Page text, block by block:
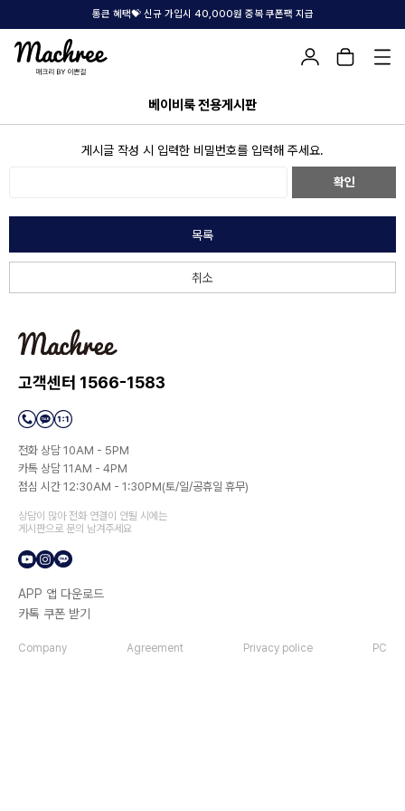
통큰 혜택💝 신규 가입시 40,000원 중복 쿠폰팩 지급
베이비룩 전용게시판
게시글 작성 시 입력한 비밀번호를 입력해 주세요.
확인
목록
취소
고객센터 1566-1583
전화 상담 10AM - 5PM
카톡 상담 11AM - 4PM
점심 시간 12:30AM - 1:30PM(토/일/공휴일 휴무)
상담이 많아 전화 연결이 안될 시에는
게시판으로 문의 남겨주세요
APP 앱 다운로드
카톡 쿠폰 받기
Company Agreement Privacy police PC